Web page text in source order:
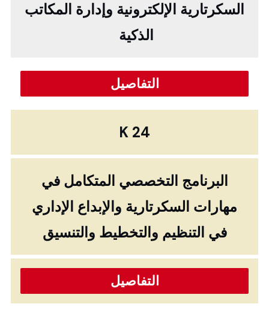
السكرتارية الإلكترونية وإدارة المكاتب
الذكية
التفاصيل
K 24
البرنامج التخصصي المتكامل في
مهارات السكرتارية والإبداع الإداري
في التنظيم والتخطيط والتنسيق
التفاصيل